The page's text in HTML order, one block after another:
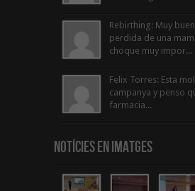
Rebirthing: Muy
perdida de una
choque muy impor...
Felix Torres: Esta
campanya y penso
farmacia...
Notícies en Imatges